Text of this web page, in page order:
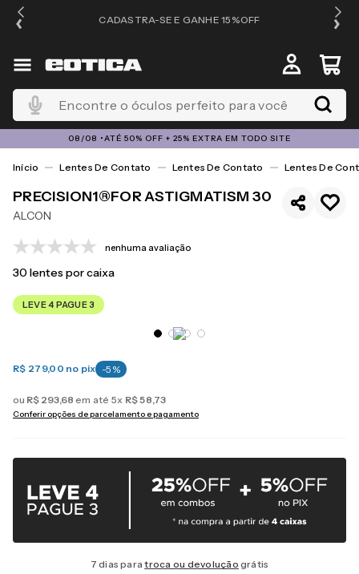
CADASTRA-SE E GANHE 15%OFF
Encontre o óculos perfeito para você
08/08 •ATÉ 50% OFF + 25% EXTRA EM TODO SITE
Lentes De Contato Lentes De Contato Lentes De
PRECISION1®FOR ASTIGMATISM 30
ALCON
nenhuma avaliação
30lentes por caixa
LEVE 4 PAGUE 3
R$ 279,00 no pix -5 %
ou R$ 293,68 em até 5x R$58,73
Conferir opções de parcelamento e pagamento
7 dias paratroca ou devolução grátis